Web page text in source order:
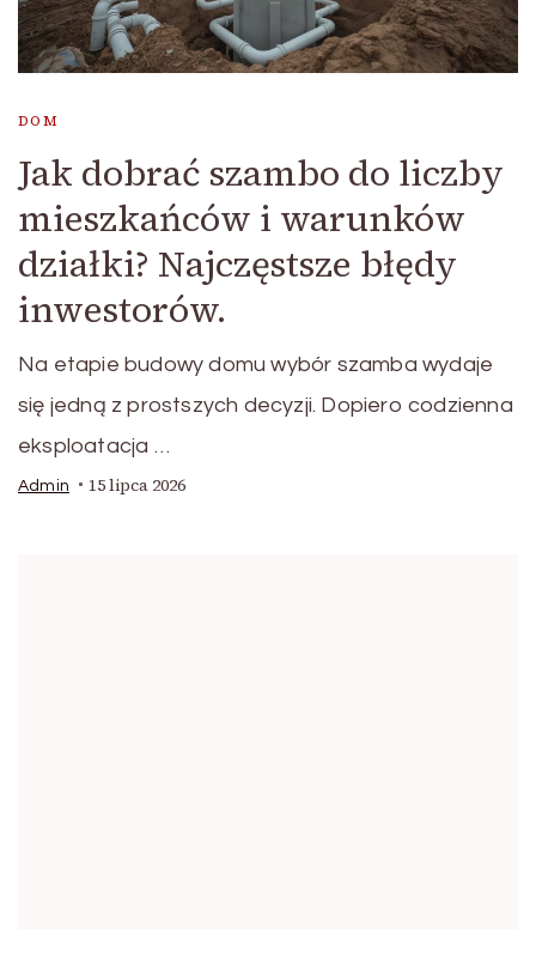
DOM
Jak dobrać szambo do liczby
mieszkańców i warunków
działki? Najczęstsze błędy
inwestorów.
Na etapie budowy domu wybór szamba wydaje
się jedną z prostszych decyzji. Dopiero codzienna
eksploatacja …
Admin 15 lipca 2026